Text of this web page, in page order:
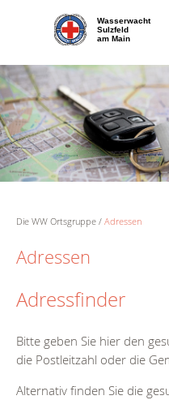
Wasserwacht
Sulzfeld
am Main
Die WW Ortsgruppe Adressen
Adressen
Adressfinder
Bitte geben Sie hier den
die Postleitzahl oder die
Alternativ finden Sie die